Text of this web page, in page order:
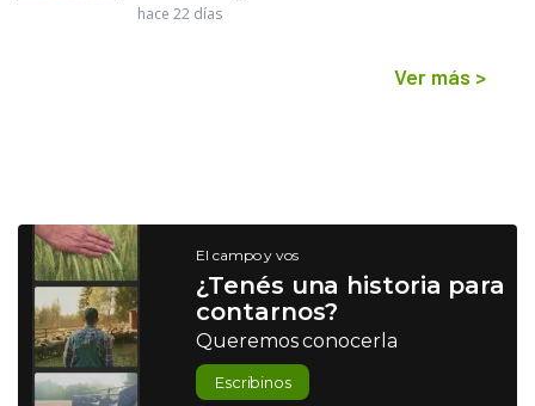
hace 22 días
Ver más >
El campo y vos
¿Tenés una historia para
contarnos?
Queremos conocerla
Escribinos